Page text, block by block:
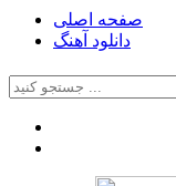
صفحه اصلی
دانلود آهنگ